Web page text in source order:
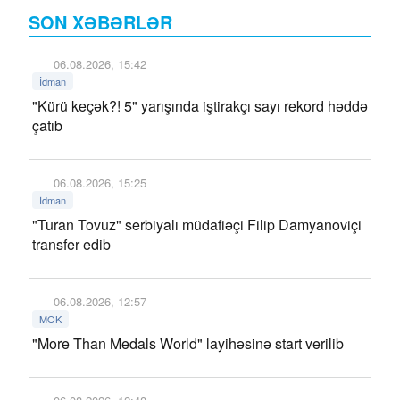
SON XƏBƏRLƏR
06.08.2026, 15:42
İdman
"Kürü keçək?! 5" yarışında iştirakçı sayı rekord həddə
çatıb
06.08.2026, 15:25
İdman
"Turan Tovuz" serbiyalı müdafiəçi Filip Damyanoviçi
transfer edib
06.08.2026, 12:57
MOK
"More Than Medals World" layihəsinə start verilib